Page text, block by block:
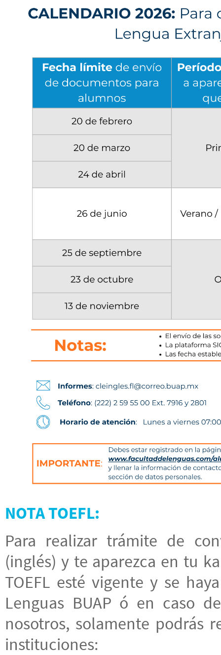
NOTA TOEFL:
Para realizar trámite de
(inglés) y te aparezca en tu
TOEFL esté vigente y se
Lenguas BUAP ó en caso
nosotros, solamente podrás
instituciones: